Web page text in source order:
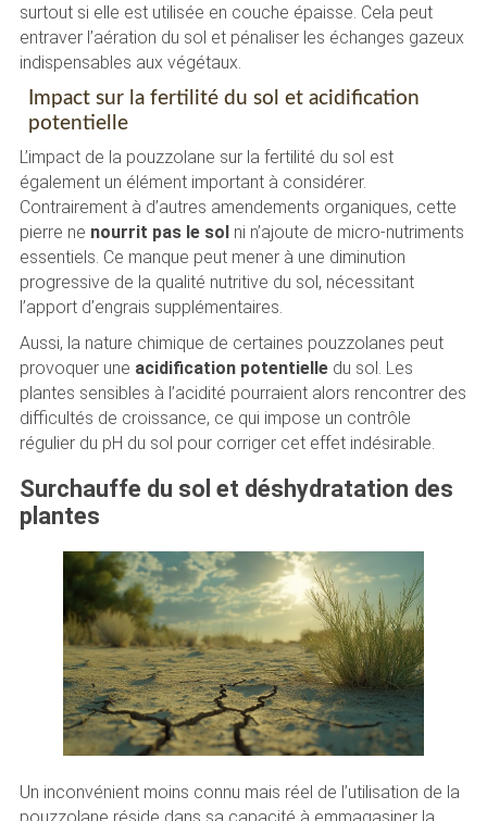
surtout si elle est utilisée en couche épaisse. Cela peut
entraver l’aération du sol et pénaliser les échanges gazeux
indispensables aux végétaux.
Impact sur la fertilité du sol et acidification
potentielle
L’impact de la pouzzolane sur la fertilité du sol est
également un élément important à considérer.
Contrairement à d’autres amendements organiques, cette
pierre ne nourrit pas le solni n’ajoute de micro-nutriments
essentiels. Ce manque peut mener à une diminution
progressive de la qualité nutritive du sol, nécessitant
l’apport d’engrais supplémentaires.
Aussi, la nature chimique de certaines pouzzolanes peut
provoquer une acidification potentielledu sol. Les
plantes sensibles à l’acidité pourraient alors rencontrer des
difficultés de croissance, ce qui impose un contrôle
régulier du pH du sol pour corriger cet effet indésirable.
Surchauffe du sol et déshydratation des
plantes
Un inconvénient moins connu mais réel de l’utilisation de la
pouzzolane réside dans sa capacité à emmagasiner la